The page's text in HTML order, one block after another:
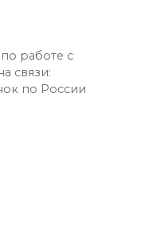
работе с
связи:
по России